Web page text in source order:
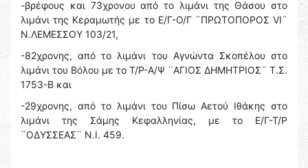
-βρέφους και 73χρονου από το λιμάνι της Θάσου στο
λιμάνι της Κεραμωτής με το Ε/Γ-Ο/Γ ¨ΠΡΩΤΟΠΟΡΟΣ VI¨
N.ΛΕΜΕΣΣΟΥ 103/21,
-82χρονης, από το λιμάνι του Αγνώντα Σκοπέλου στο
λιμάνι του Βόλου με το Τ/Ρ-Α/Ψ ¨ΑΓΙΟΣ ΔΗΜΗΤΡΙΟΣ¨ Τ.Σ.
1753-Β και
-29χρονης, από το λιμάνι του Πίσω Αετού Ιθάκης στο
λιμάνι της Σάμης Κεφαλληνίας, με το Ε/Γ-Τ/Ρ
¨ΟΔΥΣΣΕΑΣ¨ Ν.Ι. 459.